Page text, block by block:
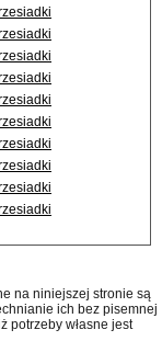
na niniejszej stronie są
ich bez pisemnej
potrzeby własne jest